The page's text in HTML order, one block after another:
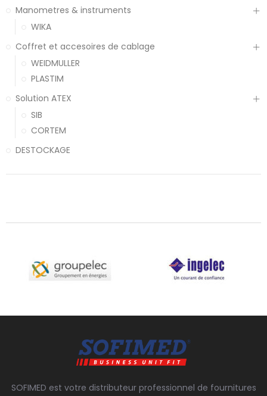
Manometres & instruments
WIKA
Coffret et accesoires de cablage
WEIDMULLER
PLASTIM
Solution ATEX
SIB
CORTEM
DESTOCKAGE
SOFIMED est votre distributeur professionnel de fournitures